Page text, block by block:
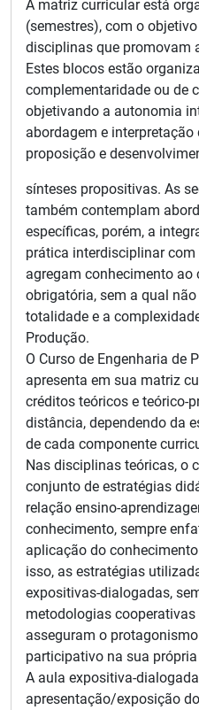
A matriz curricular está
(semestres), com o
disciplinas que promovam
Estes blocos estão
complementaridade ou de
objetivando a autonomia
abordagem e interpretação
proposição e
sínteses propositivas. As
também contemplam
específicas, porém, a
prática interdisciplinar com
agregam conhecimento ao
obrigatória, sem a qual
totalidade e a
Produção.
O Curso de Engenharia de
apresenta em sua matriz
créditos teóricos e teórico-
distância, dependendo da
de cada componente
Nas disciplinas teóricas, o
conjunto de estratégias
relação ensino-
conhecimento, sempre
aplicação do
isso, as estratégias
expositivas-dialogadas,
metodologias cooperativas
asseguram o
participativo na sua
A aula expositiva-
apresentação/exposição